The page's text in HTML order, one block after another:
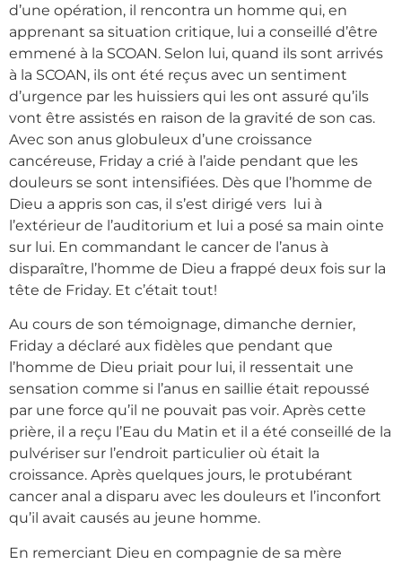
d’une opération, il rencontra un homme qui, en
apprenant sa situation critique, lui a conseillé d’être
emmené à la SCOAN. Selon lui, quand ils sont arrivés
à la SCOAN, ils ont été reçus avec un sentiment
d’urgence par les huissiers qui les ont assuré qu’ils
vont être assistés en raison de la gravité de son cas.
Avec son anus globuleux d’une croissance
cancéreuse, Friday a crié à l’aide pendant que les
douleurs se sont intensifiées. Dès que l’homme de
Dieu a appris son cas, il s’est dirigé vers lui à
l’extérieur de l’auditorium et lui a posé sa main ointe
sur lui. En commandant le cancer de l’anus à
disparaître, l’homme de Dieu a frappé deux fois sur la
tête de Friday. Et c’était tout!
Au cours de son témoignage, dimanche dernier,
Friday a déclaré aux fidèles que pendant que
l’homme de Dieu priait pour lui, il ressentait une
sensation comme si l’anus en saillie était repoussé
par une force qu’il ne pouvait pas voir. Après cette
prière, il a reçu l’Eau du Matin et il a été conseillé de la
pulvériser sur l’endroit particulier où était la
croissance. Après quelques jours, le protubérant
cancer anal a disparu avec les douleurs et l’inconfort
qu’il avait causés au jeune homme.
En remerciant Dieu en compagnie de sa mère